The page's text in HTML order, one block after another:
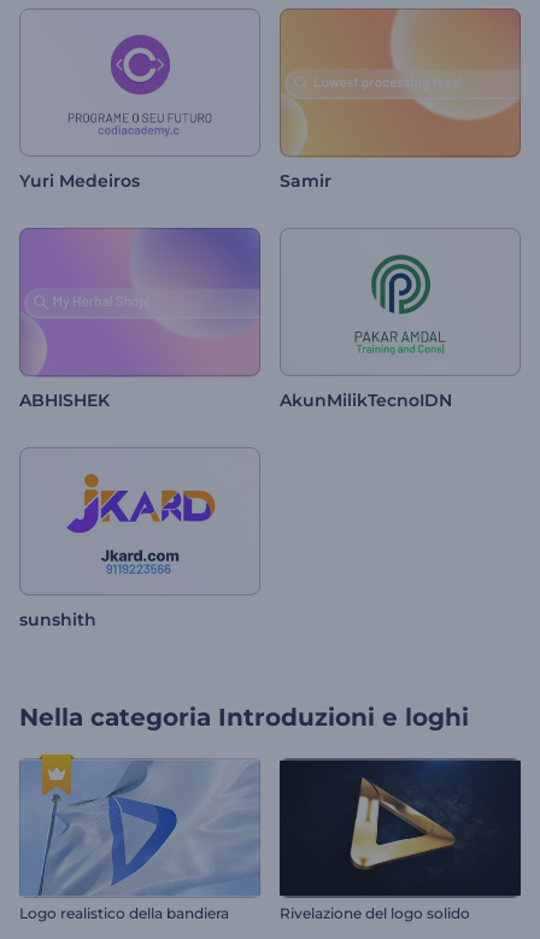
Yuri Medeiros Samir
ABHISHEK AkunMilikTecnoIDN
sunshith
Nella categoria Introduzioni e loghi
Logo realistico della bandiera Rivelazione del logo solido